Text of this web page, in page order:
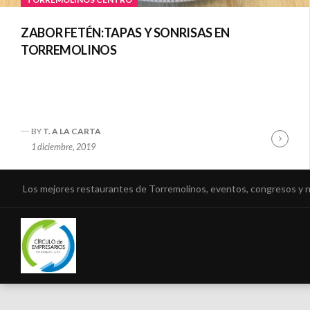
ZABOR FETÉN:TAPAS Y SONRISAS EN
TORREMOLINOS
BY T. A LA CARTA
1 diciembre, 2019
Los mejores restaurantes de Torremolinos, eventos, congresos y